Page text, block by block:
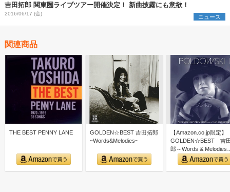
吉田拓郎 関東圏ライブツアー開催決定！ 新曲披露にも意欲！
2016/06/17 (金) ニュース
関連商品
THE BEST PENNY LANE
GOLDEN☆BEST 吉田拓郎
~Words&Melodies~
【Amazon.co.jp限定】
GOLDEN☆BEST 吉
郎～Words &